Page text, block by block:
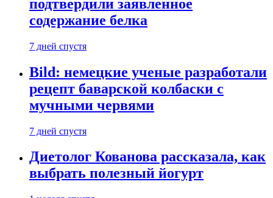
подтвердили заявленное
содержание белка
7 дней спустя
Bild: немецкие ученые разработали
рецепт баварской колбаски с
мучными червями
7 дней спустя
Диетолог Кованова рассказала, как
выбрать полезный йогурт